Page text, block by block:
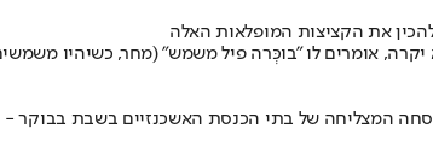
את הקציצות המופלאות האלה
אומרים לו "בוכְּרה פיל משמש" (מחר, כשיהיו
המצליחה של בתי הכנסת האשכנזיים בשבת בבוקר